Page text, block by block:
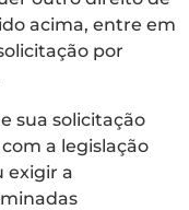
acima, entre em
por
sua solicitação
a legislação
exigir a